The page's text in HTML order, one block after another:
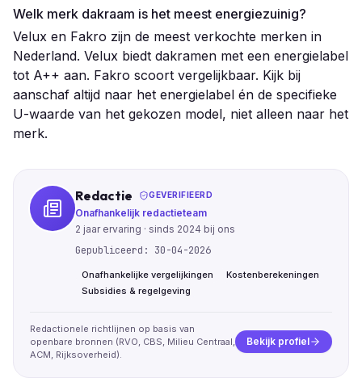
Welk merk dakraam is het meest energiezuinig?
Velux en Fakro zijn de meest verkochte merken in
Nederland. Velux biedt dakramen met een energielabel
tot A++ aan. Fakro scoort vergelijkbaar. Kijk bij
aanschaf altijd naar het energielabel én de specifieke
U-waarde van het gekozen model, niet alleen naar het
merk.
Redactie GEVERIFIEERD
Onafhankelijk redactieteam
2 jaar ervaring · sinds 2024 bij ons
Gepubliceerd: 30-04-2026
Onafhankelijke vergelijkingen
Kostenberekeningen
Subsidies & regelgeving
Redactionele richtlijnen op basis van
openbare bronnen (RVO, CBS, Milieu Centraal,
ACM, Rijksoverheid).
Bekijk profiel